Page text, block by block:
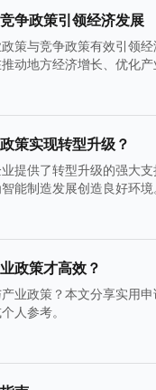
争政策引领经济发展
策与竞争政策有效引领
动地方经济增长、优化
策实现转型升级？
提供了转型升级的强大
能制造发展创造良好环
政策才高效？
业政策？本文分享实用
人参考。